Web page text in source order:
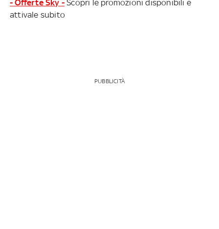
- Offerte Sky - Scopri le promozioni disponibili e
attivale subito
PUBBLICITÀ